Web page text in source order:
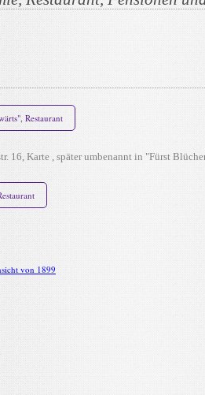
Restaurant
16, Karte , später umbenannt in "Fürst